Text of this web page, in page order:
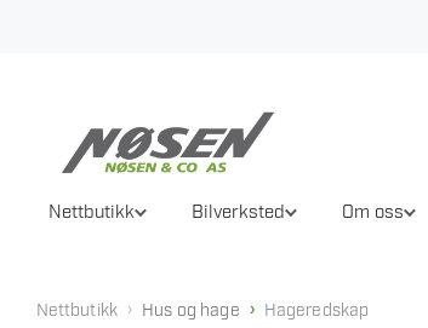
Nettbutikk Bilverksted Om oss
Nettbutikk › Hus og hage › Hageredskap